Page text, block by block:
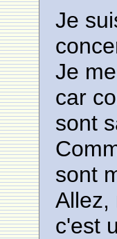
Je
Je
car
sont
sont
Allez,
c'est